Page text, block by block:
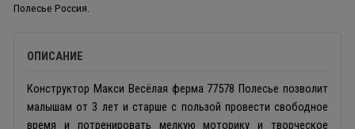
Полесье Россия.
ОПИСАНИЕ
Конструктор Макси Весёлая ферма 77578 Полесье позволит
малышам от 3 лет и старше с пользой провести свободное
время и потренировать мелкую моторику и творческое